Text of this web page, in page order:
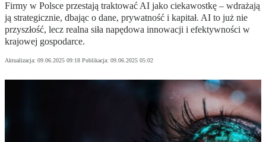
Firmy w Polsce przestają traktować AI jako ciekawostkę – wdrażają
ją strategicznie, dbając o dane, prywatność i kapitał. AI to już nie
przyszłość, lecz realna siła napędowa innowacji i efektywności w
krajowej gospodarce.
Aktualizacja: 09.06.2025 09:18 Publikacja: 09.06.2025 05:02